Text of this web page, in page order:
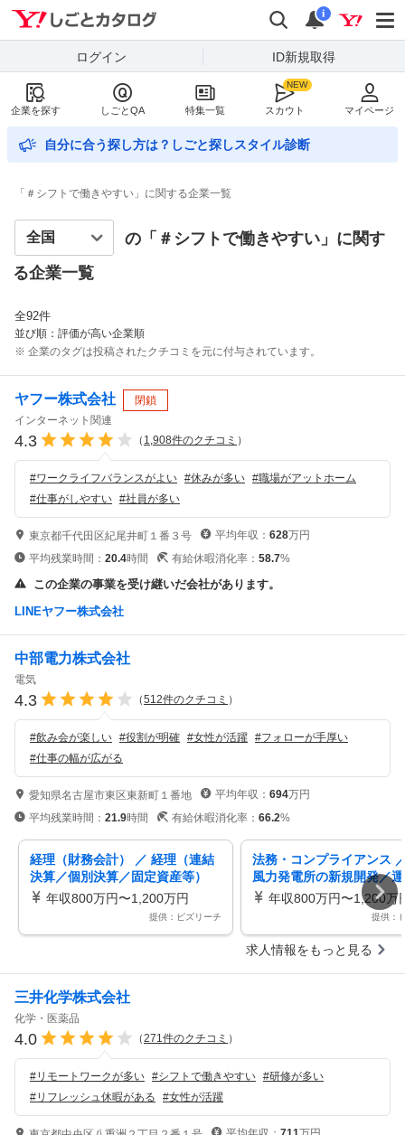
Yahoo!しごとカタログ
検索
通知
i
ログイン ID新規取得
企業を探す しごとQA 特集一覧 スカウト マイページ
自分に合う探し方は？しごと探しスタイル診断
「＃シフトで働きやすい」に関する企業一覧
の「＃ シフトで働きやすい 」に関す
る企業一覧
全92件
並び順：評価が高い企業順
※ 企業のタグは投稿されたクチコミを元に付与されています。
ヤフー株式会社
閉鎖
インターネット関連
4.3 （ 1,908件のクチコミ ）
#ワークライフバランスがよい #休みが多い #職場がアットホーム
#仕事がしやすい #社員が多い
東京都千代田区紀尾井町１番３号 平均年収： 628万円
平均残業時間： 20.4時間 有給休暇消化率： 58.7%
この企業の事業を受け継いだ会社があります。
LINEヤフー株式会社
中部電力株式会社
電気
4.3 （512件のクチコミ ）
#飲み会が楽しい #役割が明確 #女性が活躍 #フォローが手厚い
#仕事の幅が広がる
愛知県名古屋市東区東新町１番地 平均年収： 694万円
平均残業時間： 21.9時間 有給休暇消化率： 66.2%
経理（財務会計） ／ 経理（連結
決算／個別決算／固定資産等）
「経営管理部」
年収800万円〜1,200万円
提供：ビズリーチ
法務・コンプライアンス
風力発電所の新規開発／
ける法務関連業務「洋上
年収800万円〜1,200万
提供：
求人情報をもっと見る
三井化学株式会社
化学・医薬品
4.0 （271件のクチコミ ）
#リモートワークが多い #シフトで働きやすい #研修が多い
#リフレッシュ休暇がある #女性が活躍